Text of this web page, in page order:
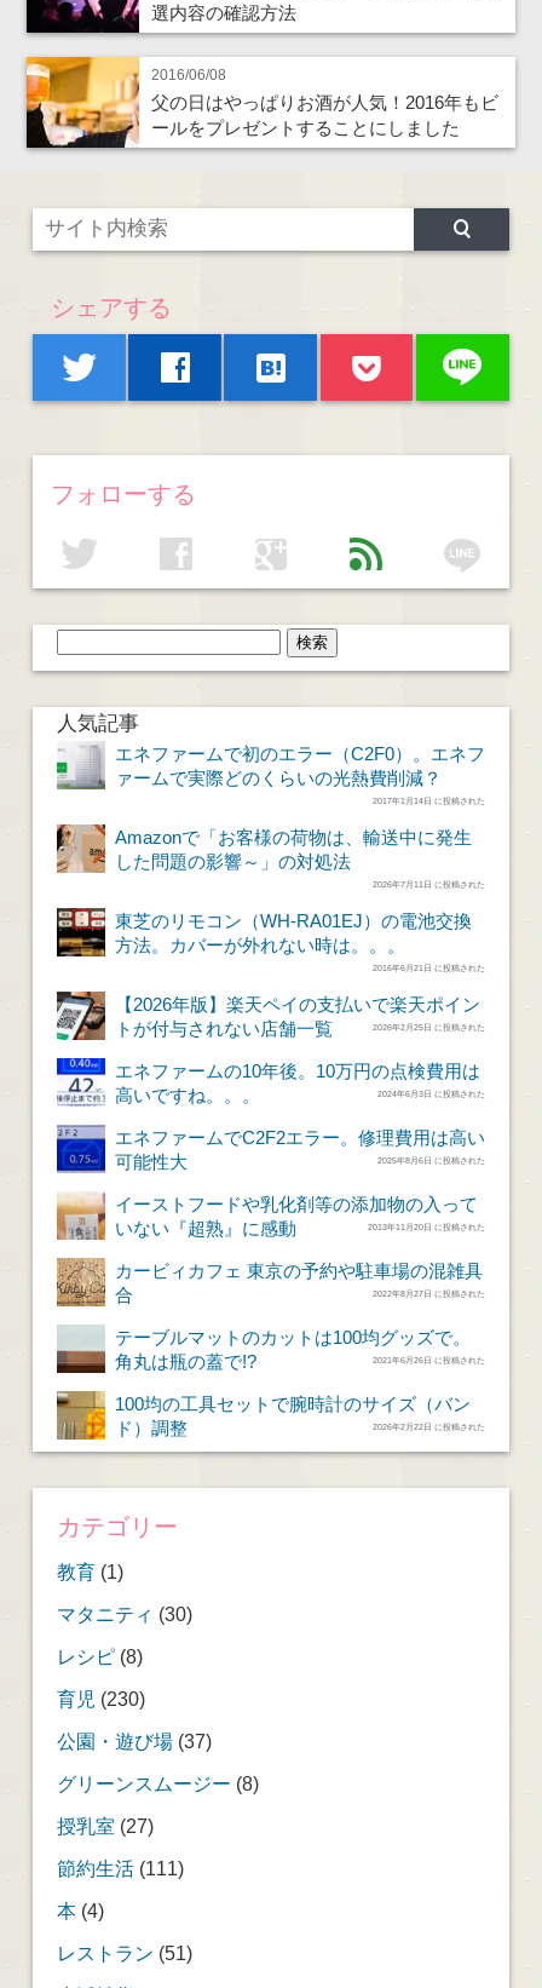
選内容の確認方法
2016/06/08
父の日はやっぱりお酒が人気！2016年もビ
ールをプレゼントすることにしました
シェアする
twitter facebook hatenabookmark line
フォローする
twitter facebook google feed line
人気記事
エネファームで初のエラー（C2F0）。エネフ
ァームで実際どのくらいの光熱費削減？
2017年1月14日 に投稿された
Amazonで「お客様の荷物は、輸送中に発生
した問題の影響～」の対処法
2026年7月11日 に投稿された
東芝のリモコン（WH-RA01EJ）の電池交換
方法。カバーが外れない時は。。。
2016年6月21日 に投稿された
【2026年版】楽天ペイの支払いで楽天ポイン
トが付与されない店舗一覧
2026年2月25日 に投稿された
エネファームの10年後。10万円の点検費用は
高いですね。。。
2024年6月3日 に投稿された
エネファームでC2F2エラー。修理費用は高い
可能性大
2025年8月6日 に投稿された
イーストフードや乳化剤等の添加物の入って
いない『超熟』に感動
2013年11月20日 に投稿された
カービィカフェ 東京の予約や駐車場の混雑具
合
2022年8月27日 に投稿された
テーブルマットのカットは100均グッズで。
角丸は瓶の蓋で!?
2021年6月26日 に投稿された
100均の工具セットで腕時計のサイズ（バン
ド）調整
2026年2月22日 に投稿された
カテゴリー
教育(1)
マタニティ (30)
レシピ(8)
育児 (230)
公園・遊び場(37)
グリーンスムージー (8)
授乳室 (27)
節約生活(111)
本(4)
レストラン (51)